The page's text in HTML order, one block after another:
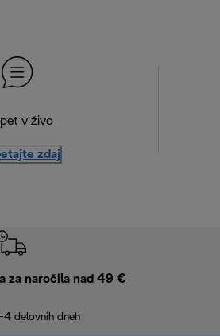
v živo
zdaj
za naročila nad 49 €
delovnih dneh